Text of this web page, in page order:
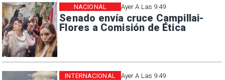
Ayer A Las 9:49
Senado envía cruce Campillai-
Flores a Comisión de Ética
NACIONAL
Ayer A Las 9:49
INTERNACIONAL